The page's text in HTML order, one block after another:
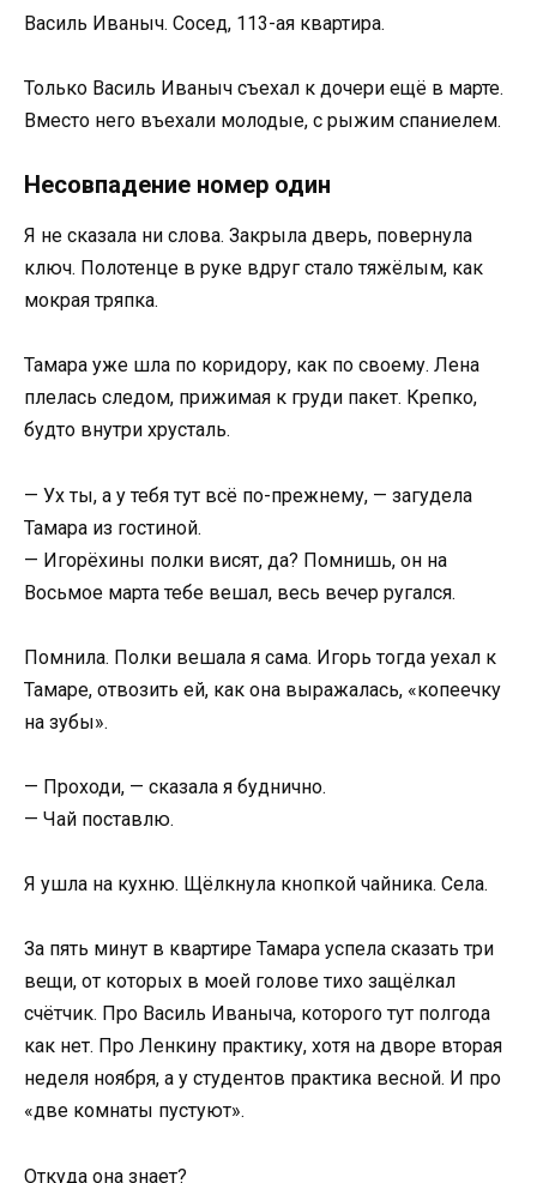
Василь Иваныч. Сосед, 113-ая квартира.
Только Василь Иваныч съехал к дочери ещё в марте.
Вместо него въехали молодые, с рыжим спаниелем.
Несовпадение номер один
Я не сказала ни слова. Закрыла дверь, повернула
ключ. Полотенце в руке вдруг стало тяжёлым, как
мокрая тряпка.
Тамара уже шла по коридору, как по своему. Лена
плелась следом, прижимая к груди пакет. Крепко,
будто внутри хрусталь.
— Ух ты, а у тебя тут всё по-прежнему, — загудела
Тамара из гостиной.
— Игорёхины полки висят, да? Помнишь, он на
Восьмое марта тебе вешал, весь вечер ругался.
Помнила. Полки вешала я сама. Игорь тогда уехал к
Тамаре, отвозить ей, как она выражалась, «копеечку
на зубы».
— Проходи, — сказала я буднично.
— Чай поставлю.
Я ушла на кухню. Щёлкнула кнопкой чайника. Села.
За пять минут в квартире Тамара успела сказать три
вещи, от которых в моей голове тихо защёлкал
счётчик. Про Василь Иваныча, которого тут полгода
как нет. Про Ленкину практику, хотя на дворе вторая
неделя ноября, а у студентов практика весной. И про
«две комнаты пустуют».
Откуда она знает?